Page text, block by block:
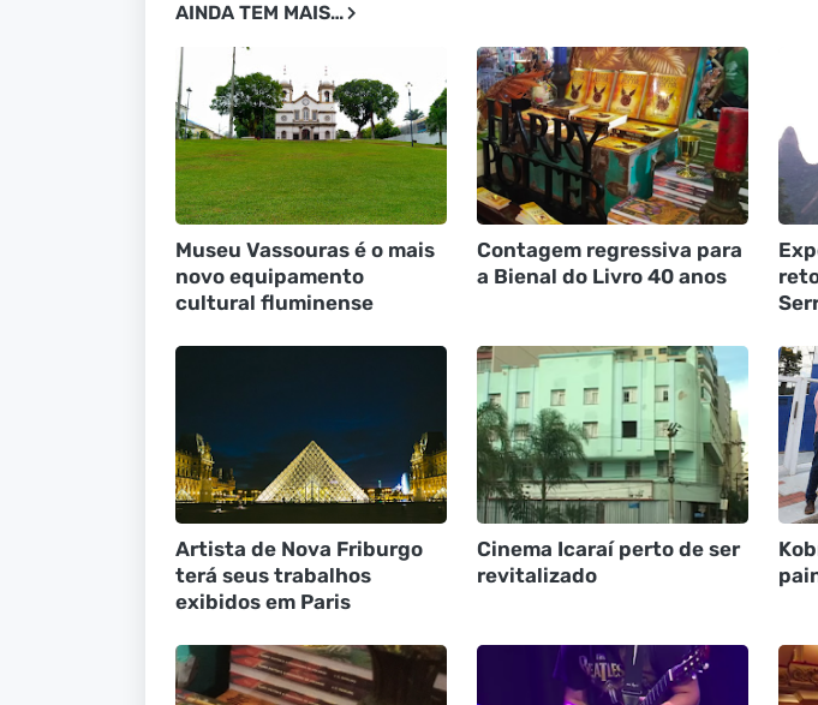
AINDA TEM MAIS…
Museu Vassouras é o mais
novo equipamento
cultural fluminense
Contagem regressiva para
a Bienal do Livro 40 anos
Artista de Nova Friburgo
terá seus trabalhos
exibidos em Paris
Cinema Icaraí perto de ser
revitalizado